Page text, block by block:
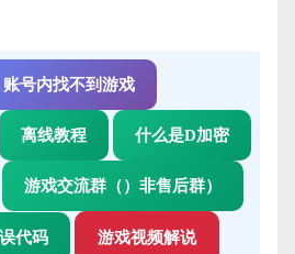
账号内找不到游戏
离线教程 什么是D加密
游戏交流群（）非售后群）
代码 游戏视频解说